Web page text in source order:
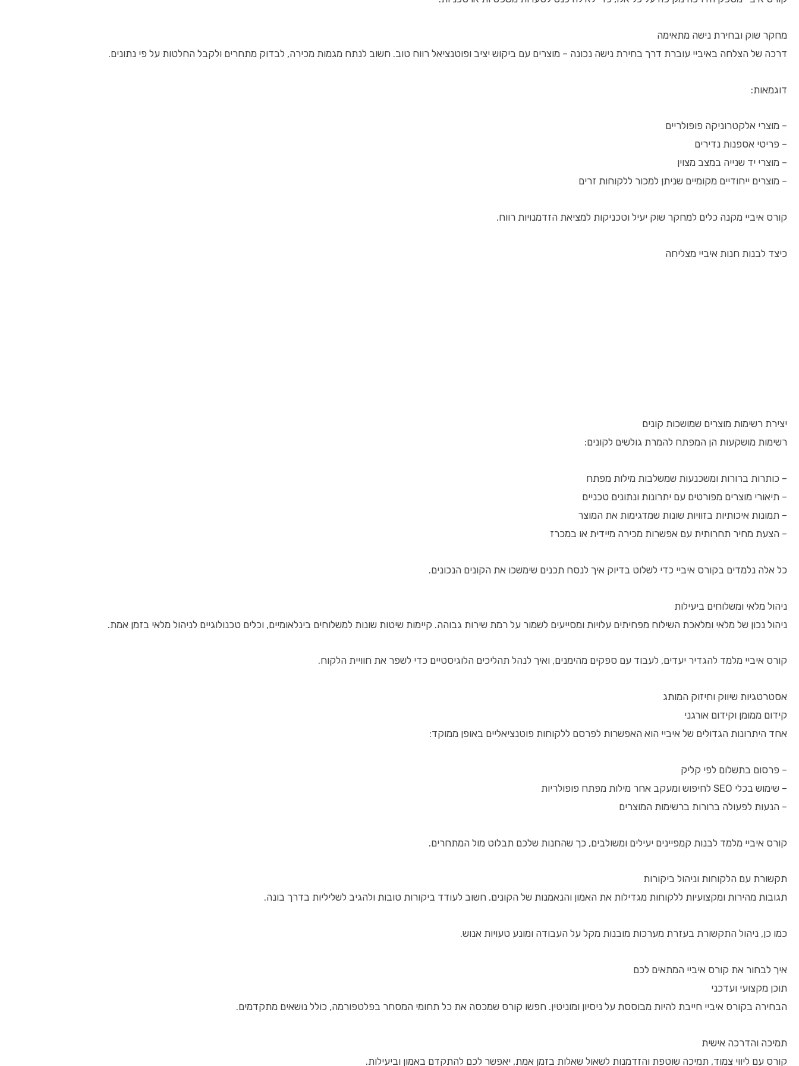
מחקר שוק ובחירת נישה מתאימה
דרכה של הצלחה באיביי עוברת דרך בחירת נישה נכונה – מוצרים עם ביקוש יציב ופוטנציאל רווח טוב. חשוב לנתח מגמות מכירה, לבדוק מתחרים ולקבל החלטות על פי נתונים.
דוגמאות:
– מוצרי אלקטרוניקה פופולריים
– פריטי אספנות נדירים
– מוצרי יד שנייה במצב מצוין
– מוצרים ייחודיים מקומיים שניתן למכור ללקוחות זרים
קורס איביי מקנה כלים למחקר שוק יעיל וטכניקות למציאת הזדמנויות רווח.
כיצד לבנות חנות איביי מצליחה
יצירת רשימות מוצרים שמושכות קונים
רשימות מושקעות הן המפתח להמרת גולשים לקונים:
– כותרות ברורות ומשכנעות שמשלבות מילות מפתח
– תיאורי מוצרים מפורטים עם יתרונות ונתונים טכניים
– תמונות איכותיות בזוויות שונות שמדגימות את המוצר
– הצעת מחיר תחרותית עם אפשרות מכירה מיידית או במכרז
כל אלה נלמדים בקורס איביי כדי לשלוט בדיוק איך לנסח תכנים שימשכו את הקונים הנכונים.
ניהול מלאי ומשלוחים ביעילות
ניהול נכון של מלאי ומלאכת השילוח מפחיתים עלויות ומסייעים לשמור על רמת שירות גבוהה. קיימות שיטות שונות למשלוחים בינלאומיים, וכלים טכנולוגיים לניהול מלאי בזמן אמת.
קורס איביי מלמד להגדיר יעדים, לעבוד עם ספקים מהימנים, ואיך לנהל תהליכים הלוגיסטיים כדי לשפר את חוויית הלקוח.
אסטרטגיות שיווק וחיזוק המותג
קידום ממומן וקידום אורגני
אחד היתרונות הגדולים של איביי הוא האפשרות לפרסם ללקוחות פוטנציאליים באופן ממוקד:
– פרסום בתשלום לפי קליק
– שימוש בכלי SEO לחיפוש ומעקב אחר מילות מפתח פופולריות
– הנעות לפעולה ברורות ברשימות המוצרים
קורס איביי מלמד לבנות קמפיינים יעילים ומשולבים, כך שהחנות שלכם תבלוט מול המתחרים.
תקשורת עם הלקוחות וניהול ביקורות
תגובות מהירות ומקצועיות ללקוחות מגדילות את האמון והנאמנות של הקונים. חשוב לעודד ביקורות טובות ולהגיב לשליליות בדרך בונה.
כמו כן, ניהול התקשורת בעזרת מערכות מובנות מקל על העבודה ומונע טעויות אנוש.
איך לבחור את קורס איביי המתאים לכם
תוכן מקצועי ועדכני
הבחירה בקורס איביי חייבת להיות מבוססת על ניסיון ומוניטין. חפשו קורס שמכסה את כל תחומי המסחר בפלטפורמה, כולל נושאים מתקדמים.
תמיכה והדרכה אישית
קורס עם ליווי צמוד, תמיכה שוטפת והזדמנות לשאול שאלות בזמן אמת, יאפשר לכם להתקדם באמון וביעילות.